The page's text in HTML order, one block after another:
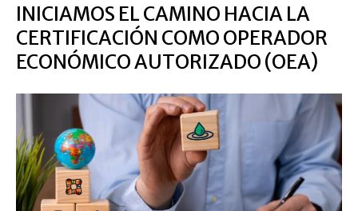
INICIAMOS EL CAMINO HACIA LA
CERTIFICACIÓN COMO OPERADOR
ECONÓMICO AUTORIZADO (OEA)